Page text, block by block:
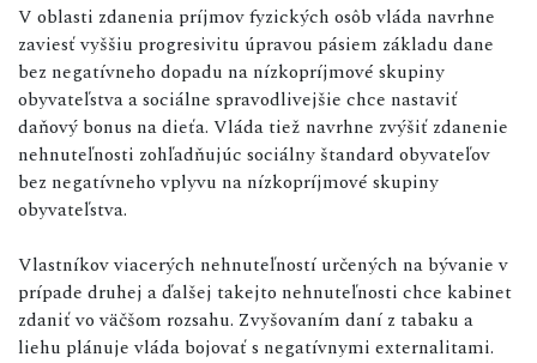
V oblasti zdanenia príjmov fyzických osôb vláda navrhne
zaviesť vyššiu progresivitu úpravou pásiem základu dane
bez negatívneho dopadu na nízkopríjmové skupiny
obyvateľstva a sociálne spravodlivejšie chce nastaviť
daňový bonus na dieťa. Vláda tiež navrhne zvýšiť zdanenie
nehnuteľnosti zohľadňujúc sociálny štandard obyvateľov
bez negatívneho vplyvu na nízkopríjmové skupiny
obyvateľstva.
Vlastníkov viacerých nehnuteľností určených na bývanie v
prípade druhej a ďalšej takejto nehnuteľnosti chce kabinet
zdaniť vo väčšom rozsahu. Zvyšovaním daní z tabaku a
liehu plánuje vláda bojovať s negatívnymi externalitami.